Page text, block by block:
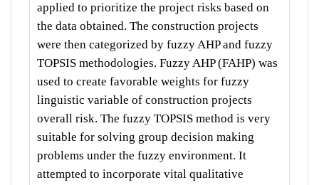
applied to prioritize the project risks based on
the data obtained. The construction projects
were then categorized by fuzzy AHP and fuzzy
TOPSIS methodologies. Fuzzy AHP (FAHP) was
used to create favorable weights for fuzzy
linguistic variable of construction projects
overall risk. The fuzzy TOPSIS method is very
suitable for solving group decision making
problems under the fuzzy environment. It
attempted to incorporate vital qualitative